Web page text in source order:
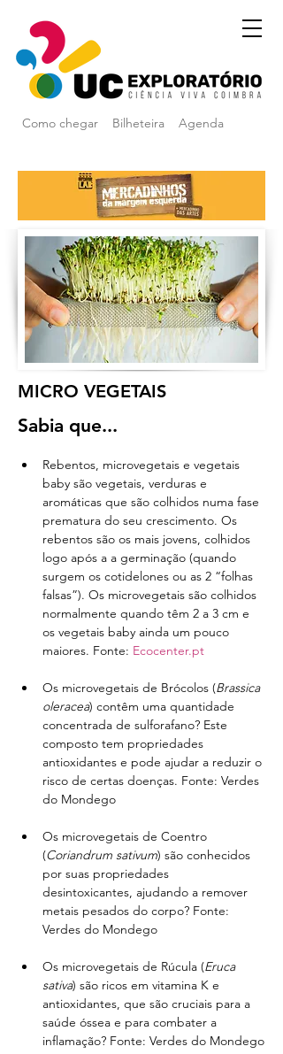
Como chegar Agenda
Bilheteira
MICRO VEGETAIS
Sabia que...
Rebentos, microvegetais e vegetais
baby são vegetais, verduras e
aromáticas que são colhidos numa fase
prematura do seu crescimento. Os
rebentos são os mais jovens, colhidos
logo após a a germinação (quando
surgem os cotidelones ou as 2 “folhas
falsas”). Os microvegetais são colhidos
normalmente quando têm 2 a 3 cm e
os vegetais baby ainda um pouco
maiores. Fonte: Ecocenter.pt
Os microvegetais de Brócolos (Brassica
oleracea) contêm uma quantidade
concentrada de sulforafano? Este
composto tem propriedades
antioxidantes e pode ajudar a reduzir o
risco de certas doenças. Fonte: Verdes
do Mondego
Os microvegetais de Coentro
(Coriandrum sativum) são conhecidos
por suas propriedades
desintoxicantes, ajudando a remover
metais pesados do corpo? Fonte:
Verdes do Mondego
Os microvegetais de Rúcula (Eruca
sativa) são ricos em vitamina K e
antioxidantes, que são cruciais para a
saúde óssea e para combater a
inflamação? Fonte: Verdes do Mondego